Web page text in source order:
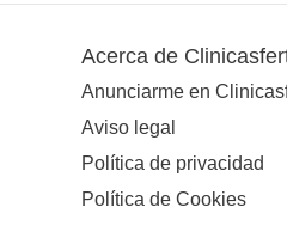
Acerca de
Anunciarme en
Aviso legal
Política de privacidad
Política de Cookies